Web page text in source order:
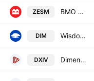
ZESM BMO MSCI EAFE Small-Mid Cap Index ETF Trust Unit
DIM WisdomTree International MidCap Dividend Fund
DXIV Dimensional International Vector Equity ETF